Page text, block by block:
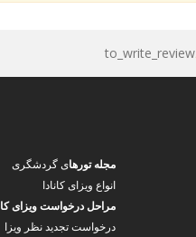
to_write_review
مجله تورهای گردشگری
انواع ویزای کانادا
مراحل درخواست ویزای
درخواست تجدید نظر ویزا